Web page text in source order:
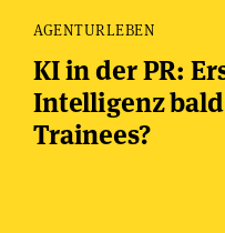
AGENTURLEBEN
KI in der PR:
Intelligenz bald
Trainees?